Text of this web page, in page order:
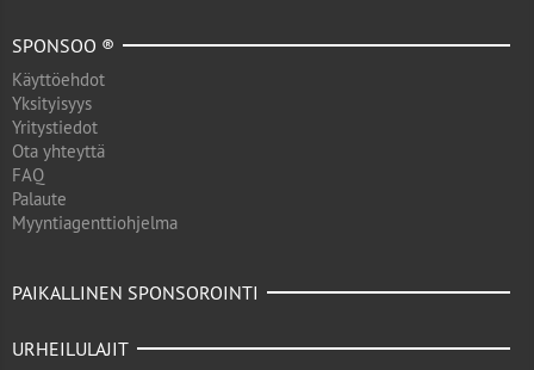
SPONSOO ®
Käyttöehdot
Yksityisyys
Yritystiedot
Ota yhteyttä
FAQ
Palaute
Myyntiagenttiohjelma
PAIKALLINEN SPONSOROINTI
URHEILULAJIT